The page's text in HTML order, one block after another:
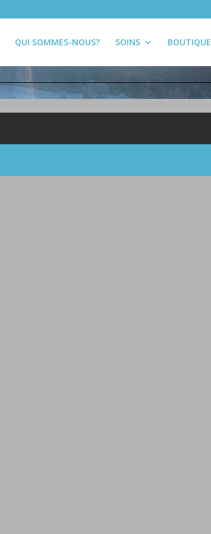
QUI SOMMES-NOUS? SOINS BOUTIQUE